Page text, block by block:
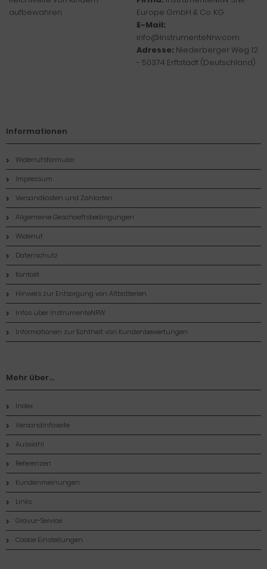
aufbewahren.
Europe GmbH & Co. KG
E-Mail:
info@InstrumenteNrw.com
Adresse: Niederberger Weg 12
- 50374 Erftstadt (Deutschland)
Informationen
Widerrufsformular
Impressum
Versandkosten und Zahlarten
Allgemeine Geschaeftsbedingungen
Widerruf
Datenschutz
Kontakt
Hinweis zur Entsorgung von Altbatterien
Infos über InstrumenteNRW
Informationen zur Echtheit von Kundenbewertungen
Mehr über...
Index
Versandinfoseite
Auswahl
Referenzen
Kundenmeinungen
Links
Gravur-Service
Cookie Einstellungen